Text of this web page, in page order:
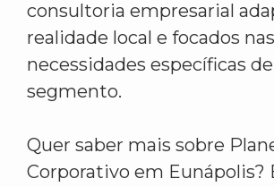
consultoria empresarial
realidade local e focados nas
necessidades específicas
segmento.
Quer saber mais sobre
Corporativo em Eunápolis?